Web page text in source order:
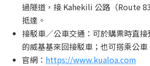
過隧道，接 Kahekili 公路（Route
抵達。
接駁車／公車交通：可於購票時直
的威基基來回接駁車；也可搭乘公車
官網： https://www.kualoa.com